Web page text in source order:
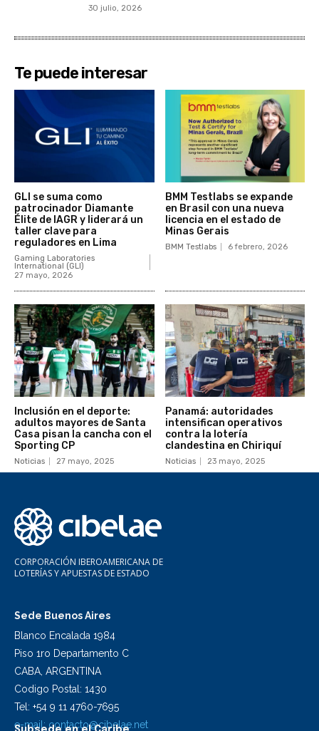
30 julio, 2026
Te puede interesar
GLI se suma como
patrocinador Diamante
Élite de IAGR y liderará un
taller clave para
reguladores en Lima
Gaming Laboratories
International (GLI)
27 mayo, 2026
BMM Testlabs se expande
en Brasil con una nueva
licencia en el estado de
Minas Gerais
BMM Testlabs 6 febrero, 2026
Inclusión en el deporte:
adultos mayores de Santa
Casa pisan la cancha con el
Sporting CP
Noticias 27 mayo, 2025
Panamá: autoridades
intensifican operativos
contra la lotería
clandestina en Chiriquí
Noticias 23 mayo, 2025
CORPORACIÓN IBEROAMERICANA DE
LOTERÍAS Y APUESTAS DE ESTADO
Sede Buenos Aires
Blanco Encalada 1984
Piso 1ro Departamento C
CABA, ARGENTINA
Codigo Postal: 1430
Tel: +54 9 11 4760-7695
e-mail: contacto@cibelae.net